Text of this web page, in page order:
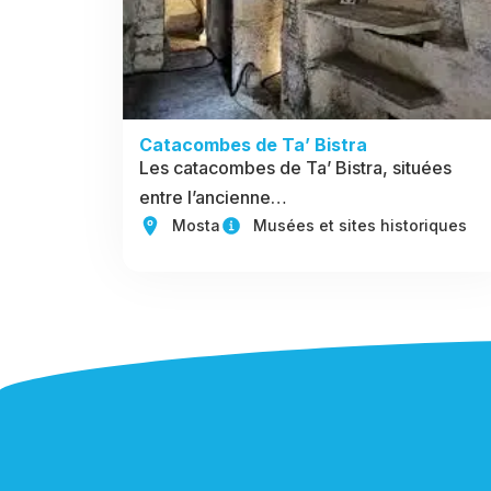
Catacombes de Ta’ Bistra
Les catacombes de Ta’ Bistra, situées
entre l’ancienne…
Mosta Musées et sites historiques